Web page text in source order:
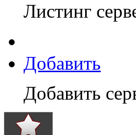
Листинг
Добавить
Добавить